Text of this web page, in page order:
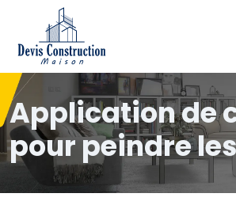
Application de
pour peindre